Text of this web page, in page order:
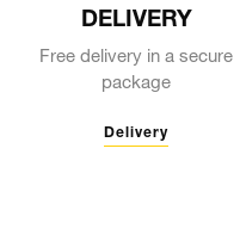
DELIVERY
Free delivery in a secure
package
Delivery